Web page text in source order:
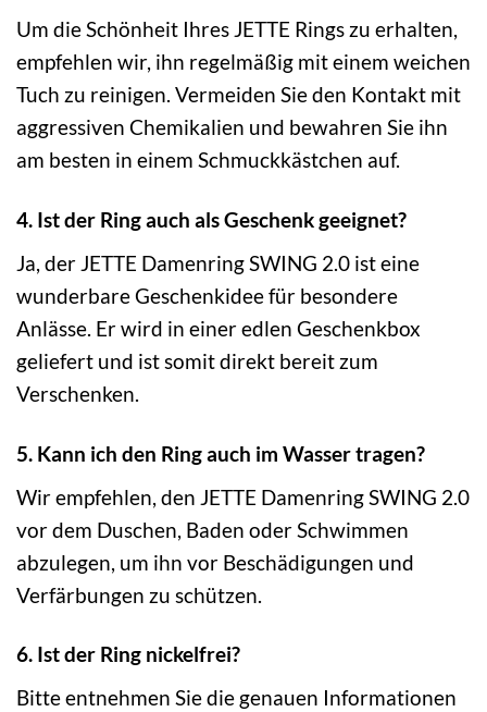
Um die Schönheit Ihres JETTE Rings zu erhalten,
empfehlen wir, ihn regelmäßig mit einem weichen
Tuch zu reinigen. Vermeiden Sie den Kontakt mit
aggressiven Chemikalien und bewahren Sie ihn
am besten in einem Schmuckkästchen auf.
4. Ist der Ring auch als Geschenk geeignet?
Ja, der JETTE Damenring SWING 2.0 ist eine
wunderbare Geschenkidee für besondere
Anlässe. Er wird in einer edlen Geschenkbox
geliefert und ist somit direkt bereit zum
Verschenken.
5. Kann ich den Ring auch im Wasser tragen?
Wir empfehlen, den JETTE Damenring SWING 2.0
vor dem Duschen, Baden oder Schwimmen
abzulegen, um ihn vor Beschädigungen und
Verfärbungen zu schützen.
6. Ist der Ring nickelfrei?
Bitte entnehmen Sie die genauen Informationen